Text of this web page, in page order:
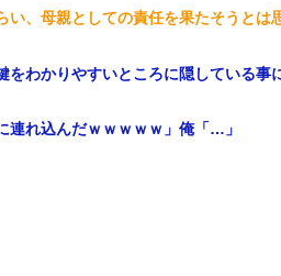
い、母親としての責任を果たそうと
をわかりやすいところに隠している事
連れ込んだｗｗｗｗｗ」俺「…」